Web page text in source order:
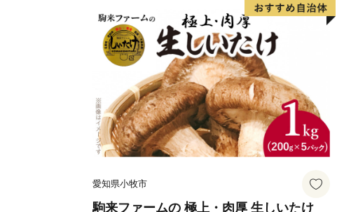
愛知県小牧市
駒来ファームの 極上・肉厚 生しいたけ